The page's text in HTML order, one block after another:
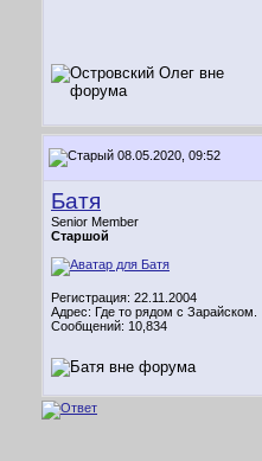
08.05.2020, 09:52
Батя
Senior Member
Старшой
Регистрация: 22.11.2004
Адрес: Где то рядом с Зарайском.
Сообщений: 10,834